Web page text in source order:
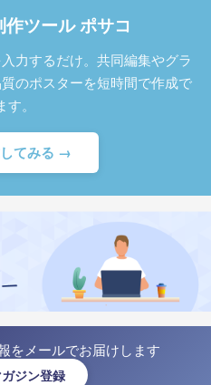
ツール ポサコ
力するだけ。共同編集やグラ
のポスターを短時間で作成で
す。
てみる →
をメールでお届けします
ジン登録